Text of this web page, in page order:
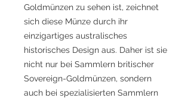
Goldmünzen zu sehen ist, zeichnet
sich diese Münze durch ihr
einzigartiges australisches
historisches Design aus. Daher ist sie
nicht nur bei Sammlern britischer
Sovereign-Goldmünzen, sondern
auch bei spezialisierten Sammlern